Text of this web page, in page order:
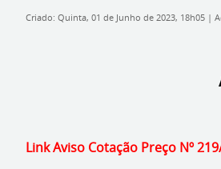
Criado: Quinta, 01 de Junho de 2023, 18h05 |
Link Aviso Cotação Preço Nº